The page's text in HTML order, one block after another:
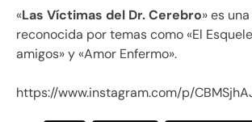
«Las Víctimas del Dr. Cerebro» es
reconocida por temas como «El
amigos» y «Amor Enfermo».
https://www.instagram.com/p/